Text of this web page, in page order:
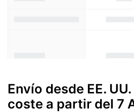
Envío desde EE.
coste a partir del 7